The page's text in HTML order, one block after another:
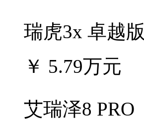
瑞虎3x 卓越版
￥ 5.79万元
艾瑞泽8 PRO